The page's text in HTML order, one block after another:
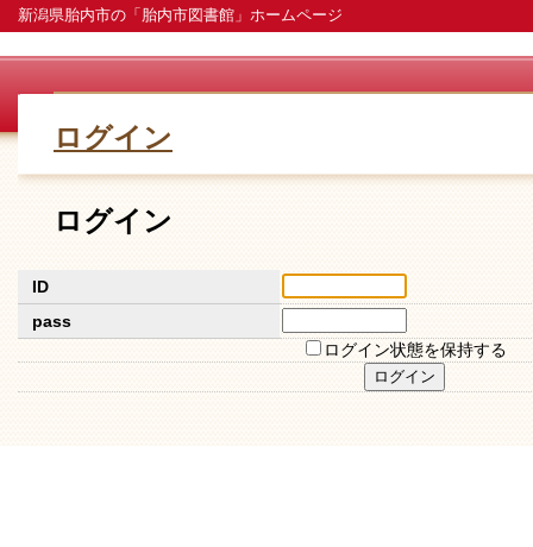
新潟県胎内市の「胎内市図書館」ホームページ
ログイン
ログイン
ID
pass
ログイン状態を保持する